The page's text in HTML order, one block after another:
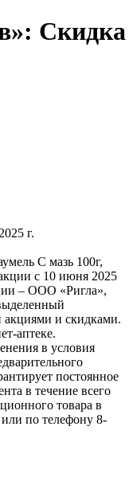
Скидка
г.
С мазь 100г,
с 10 июня 2025
– ООО «Ригла»,
акциями и скидками.
аптеке.
в условия
постоянное
в течение всего
товара в
или по телефону 8-